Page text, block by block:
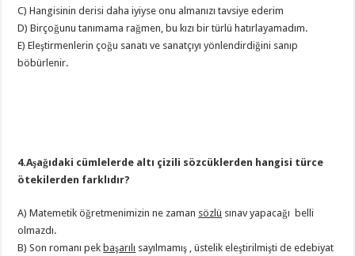
C) Hangisinin derisi daha iyiyse onu almanızı tavsiye ederim
D) Birçoğunu tanımama rağmen, bu kızı bir türlü hatırlayamadım.
E) Eleştirmenlerin çoğu sanatı ve sanatçıyı yönlendirdiğini sanıp
böbürlenir.
4.Aşağıdaki cümlelerde altı çizili sözcüklerden hangisi türce
ötekilerden farklıdır?
A) Matemetik öğretmenimizin ne zaman sözlü sınav yapacağı belli
olmazdı.
B) Son romanı pek başarılı sayılmamış , üstelik eleştirilmişti de edebiyat